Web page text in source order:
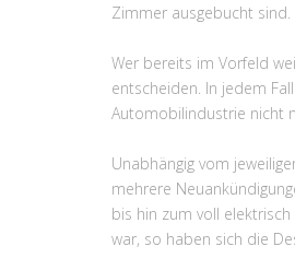
Zimmer ausgebucht sind.
Wer bereits im Vorfeld
entscheiden. In jedem
Automobilindustrie nicht
Unabhängig vom
mehrere
bis hin zum voll
war, so haben sich die